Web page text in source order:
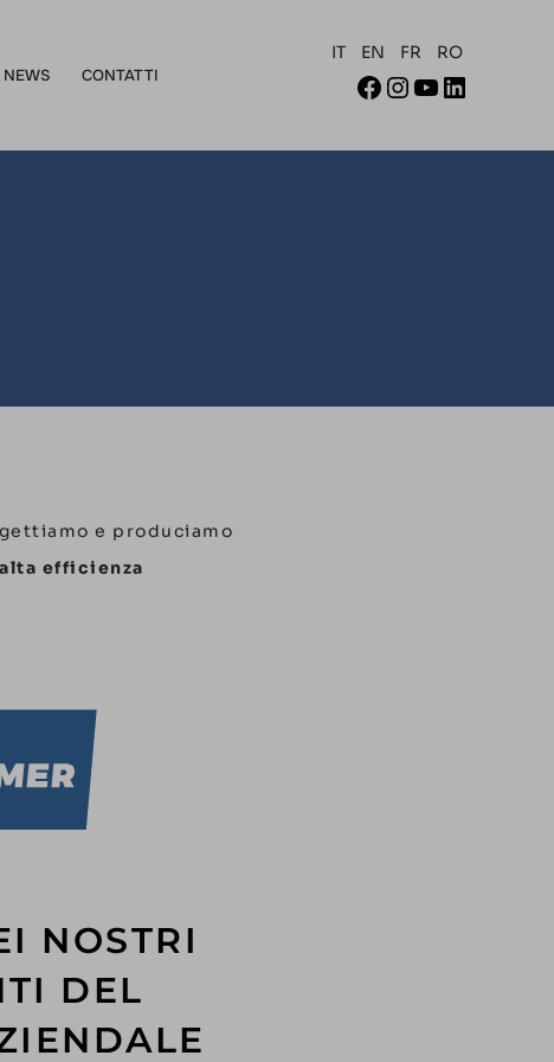
NEWS CONTATTI
IT EN FR RO
e produciamo
efficienza
NOSTRI
DEL